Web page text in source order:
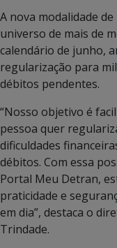
A nova modalidade
universo de mais de
calendário de junho,
regularização para
débitos pendentes.
“Nosso objetivo é
pessoa quer
dificuldades
débitos. Com essa
Portal Meu Detran,
praticidade e
em dia”, destaca o
Trindade.